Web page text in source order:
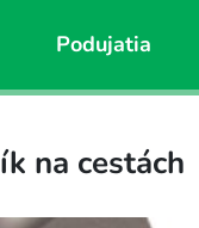
Podujatia
na cestách